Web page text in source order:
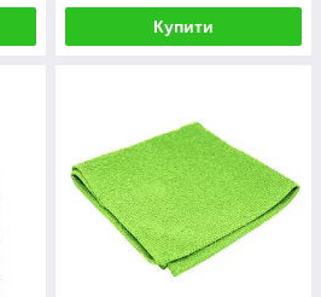
Купити